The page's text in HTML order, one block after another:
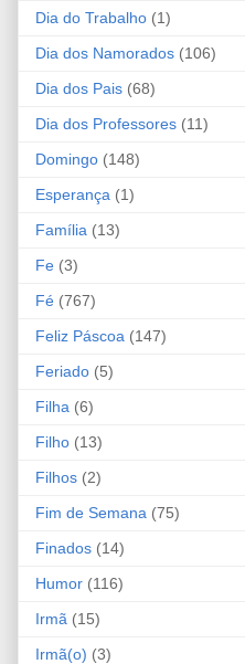
Dia do Trabalho (1)
Dia dos Namorados (106)
Dia dos Pais (68)
Dia dos Professores (11)
Domingo (148)
Esperança (1)
Família (13)
Fe (3)
Fé (767)
Feliz Páscoa (147)
Feriado (5)
Filha (6)
Filho (13)
Filhos (2)
Fim de Semana (75)
Finados (14)
Humor (116)
Irmã (15)
Irmã(o) (3)